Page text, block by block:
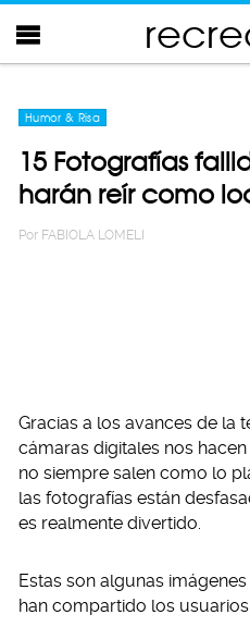
Humor & Risa
15 Fotografías
harán reír como
Por FABIOLA LOMELI
Gracias a los avances de la
cámaras digitales nos
no siempre salen como lo
las fotografías están
es realmente divertido.
Estas son algunas
han compartido los